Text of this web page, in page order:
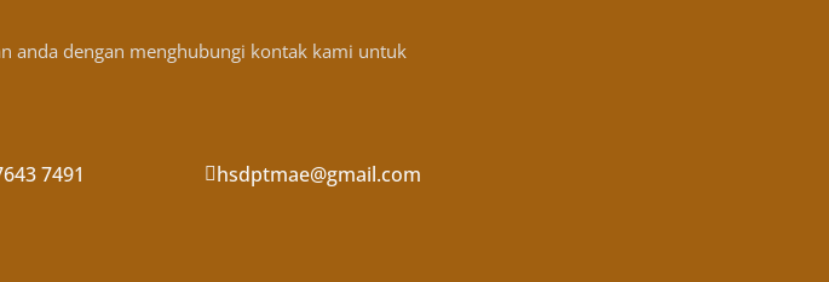
anda dengan menghubungi kontak kami untuk
7491 hsdptmae@gmail.com